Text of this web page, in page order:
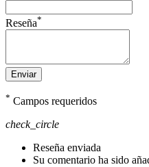
Reseña*
Enviar
* Campos requeridos
check_circle
Reseña enviada
Su comentario ha sido